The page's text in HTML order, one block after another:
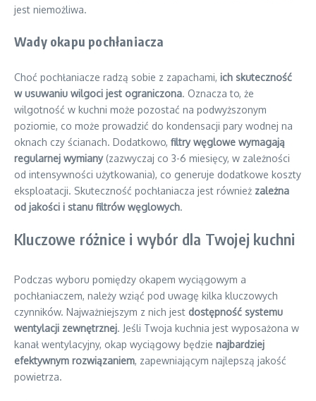
jest niemożliwa.
Wady okapu pochłaniacza
Choć pochłaniacze radzą sobie z zapachami, ich skuteczność
w usuwaniu wilgoci jest ograniczona. Oznacza to, że
wilgotność w kuchni może pozostać na podwyższonym
poziomie, co może prowadzić do kondensacji pary wodnej na
oknach czy ścianach. Dodatkowo, filtry węglowe wymagają
regularnej wymiany(zazwyczaj co 3-6 miesięcy, w zależności
od intensywności użytkowania), co generuje dodatkowe koszty
eksploatacji. Skuteczność pochłaniacza jest również zależna
od jakości i stanu filtrów węglowych.
Kluczowe różnice i wybór dla Twojej kuchni
Podczas wyboru pomiędzy okapem wyciągowym a
pochłaniaczem, należy wziąć pod uwagę kilka kluczowych
czynników. Najważniejszym z nich jest dostępność systemu
wentylacji zewnętrznej. Jeśli Twoja kuchnia jest wyposażona w
kanał wentylacyjny, okap wyciągowy będzie najbardziej
efektywnym rozwiązaniem, zapewniającym najlepszą jakość
powietrza.